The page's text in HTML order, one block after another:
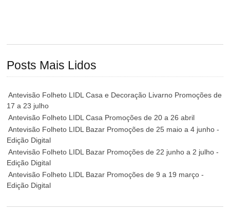
Posts Mais Lidos
Antevisão Folheto LIDL Casa e Decoração Livarno Promoções de
17 a 23 julho
Antevisão Folheto LIDL Casa Promoções de 20 a 26 abril
Antevisão Folheto LIDL Bazar Promoções de 25 maio a 4 junho -
Edição Digital
Antevisão Folheto LIDL Bazar Promoções de 22 junho a 2 julho -
Edição Digital
Antevisão Folheto LIDL Bazar Promoções de 9 a 19 março -
Edição Digital